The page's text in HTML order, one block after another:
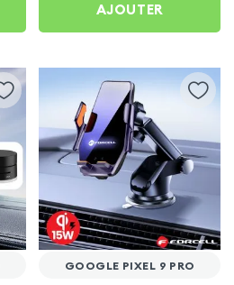
AJOUTER
GOOGLE PIXEL 9 PRO